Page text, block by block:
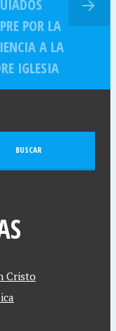
POR LA
A LA
IGLESIA
BUSCAR
Cristo